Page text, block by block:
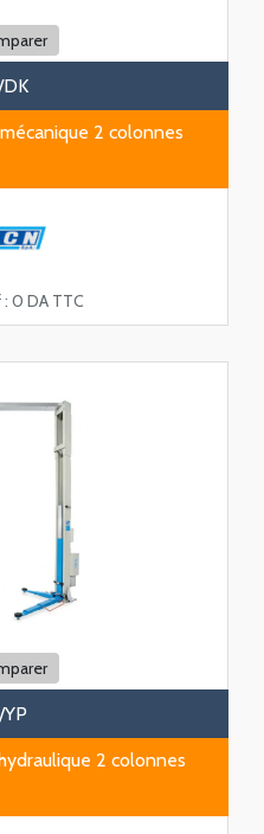
DK
2 colonnes
0 DA TTC
YP
2 colonnes